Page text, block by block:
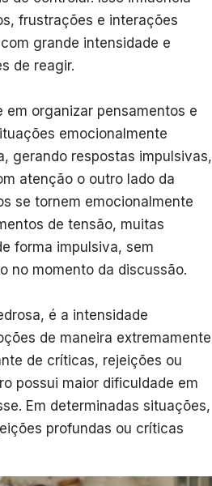
frustrações e interações
grande intensidade e
de reagir.
em organizar pensamentos e
emocionalmente
gerando respostas impulsivas,
atenção o outro lado da
se tornem emocionalmente
de tensão, muitas
forma impulsiva, sem
no momento da discussão.
é a intensidade
de maneira extremamente
de críticas, rejeições ou
possui maior dificuldade em
Em determinadas situações,
profundas ou críticas